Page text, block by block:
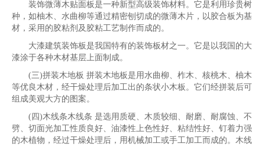
装饰微薄木贴面板是一种新型高级装饰材料。它是利用珍贵树
种，如柚木、水曲柳等通过精密刨切成的微薄木片，以胶合板为基
材，采用的胶粘剂及胶粘工艺制作而成的。
大漆建筑装饰板是我国特有的装饰板材之一。它是以我国的大
漆涂于各种木材基层上面制成。
(三)拼装木地板 拼装木地板是用水曲柳、柞木、核桃木、柚木
等优良木材，经干燥处理后加工出的条状小木板。它们经拼装后可
组成美观大方的图案。
(四)木线条木线条 是选用质硬、木质较细、耐磨、耐腐蚀、不
劈、切面光加工性质良好、油漆性上色性好、粘结性好、钉着力强
的木植物，经过干燥处理后，用机械加工或手工加工而成的。木线